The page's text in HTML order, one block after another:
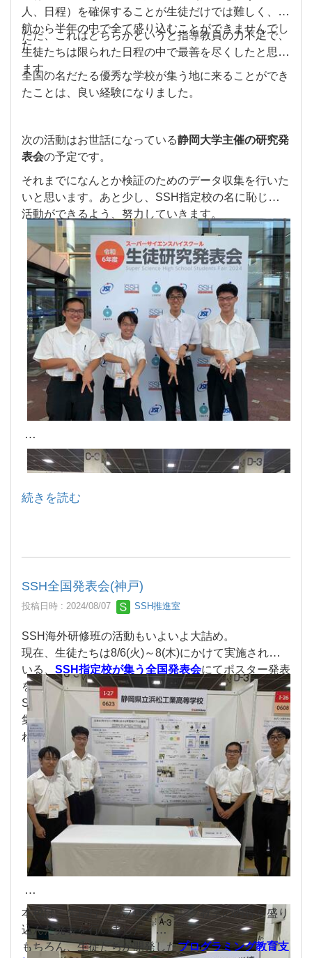
人、日程）を確保することが生徒だけでは難しく、渡
航から半年の中で全て盛り込むことができませんでし
た。
ただ、これはどちらかというと指導教員の力不足で、
生徒たちは限られた日程の中で最善を尽くしたと思い
ます。
全国の名だたる優秀な学校が集う地に来ることができ
たことは、良い経験になりました。
次の活動はお世話になっている静岡大学主催の研究発
表会の予定です。
それまでになんとか検証のためのデータ収集を行いた
いと思います。 あと少し、SSH指定校の名に恥じない
活動ができるよう、努力していきます。
続きを読む
SSH全国発表会(神戸)
投稿日時 : 2024/08/07 SSH推進室
SSH海外研修班の活動もいよいよ大詰め。
現在、生徒たちは8/6(火)～8(木)にかけて実施されて
いる、 SSH指定校が集う全国発表会にてポスター発表
を行っています。
SSH指定校として日々研鑽を積んでいる全国200校が
集まる大会だけあって、非常に興味深く熱量の感じら
れるポスターばかりです。
本校は、先日行ったプログラミング教室の内容を盛り
込んだ発表を行いました。
もちろん、生徒たちが開発したプログラミング教育支